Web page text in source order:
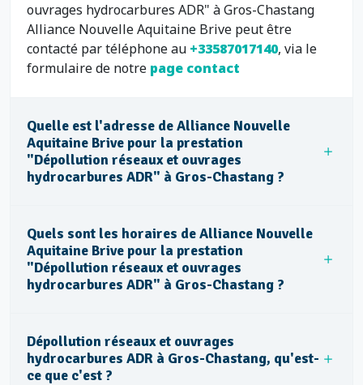
ouvrages hydrocarbures ADR" à Gros-Chastang
Alliance Nouvelle Aquitaine Brive peut être
contacté par téléphone au +33587017140, via le
formulaire de notre page contact
Quelle est l'adresse de Alliance Nouvelle
Aquitaine Brive pour la prestation
"Dépollution réseaux et ouvrages
hydrocarbures ADR" à Gros-Chastang ?
Quels sont les horaires de Alliance Nouvelle
Aquitaine Brive pour la prestation
"Dépollution réseaux et ouvrages
hydrocarbures ADR" à Gros-Chastang ?
Dépollution réseaux et ouvrages
hydrocarbures ADR à Gros-Chastang, qu'est-
ce que c'est ?